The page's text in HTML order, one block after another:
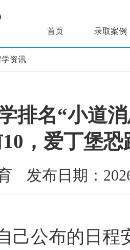
首页 录取案例
学资讯
排名“小道
，爱丁堡
发布日期：
己公布的日程